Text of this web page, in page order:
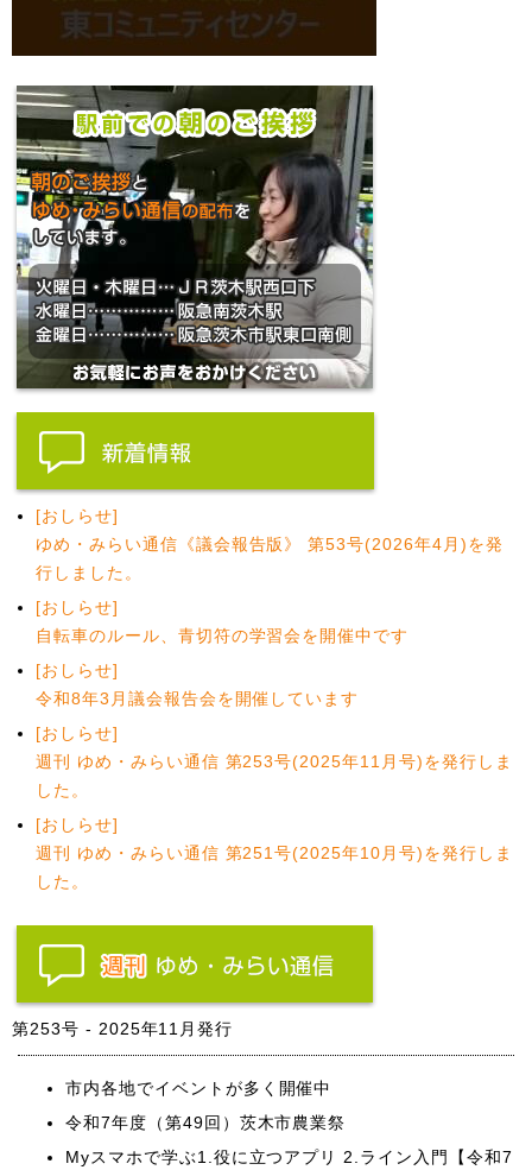
[おしらせ]
ゆめ・みらい通信《議会報告版》 第53号(2026年4月)を発
行しました。
[おしらせ]
自転車のルール、青切符の学習会を開催中です
[おしらせ]
令和8年3月議会報告会を開催しています
[おしらせ]
週刊 ゆめ・みらい通信 第253号(2025年11月号)を発行しま
した。
[おしらせ]
週刊 ゆめ・みらい通信 第251号(2025年10月号)を発行しま
した。
第253号 - 2025年11月発行
市内各地でイベントが多く開催中
令和7年度（第49回）茨木市農業祭
Myスマホで学ぶ1.役に立つアプリ 2.ライン入門【令和7